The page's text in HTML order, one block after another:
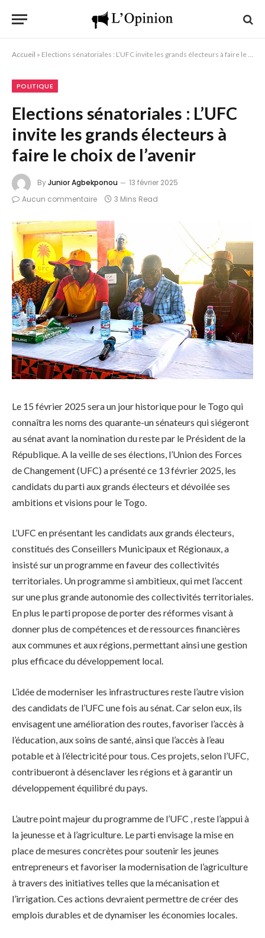
Accueil » Elections sénatoriales : L’UFC invite les grands électeurs à faire le choix de l’avenir
POLITIQUE
Elections sénatoriales : L’UFC
invite les grands électeurs à
faire le choix de l’avenir
ByJunior Agbekponou
13 février 2025
Aucun commentaire
3 Mins Read
Le 15 février 2025 sera un jour historique pour le Togo qui
connaîtra les noms des quarante-un sénateurs qui siégeront
au sénat avant la nomination du reste par le Président de la
République. A la veille de ses élections, l’Union des Forces
de Changement (UFC) a présenté ce 13 février 2025, les
candidats du parti aux grands électeurs et dévoilée ses
ambitions et visions pour le Togo.
L’UFC en présentant les candidats aux grands électeurs,
constitués des Conseillers Municipaux et Régionaux, a
insisté sur un programme en faveur des collectivités
territoriales. Un programme si ambitieux, qui met l’accent
sur une plus grande autonomie des collectivités territoriales.
En plus le parti propose de porter des réformes visant à
donner plus de compétences et de ressources financières
aux communes et aux régions, permettant ainsi une gestion
plus efficace du développement local.
L’idée de moderniser les infrastructures reste l’autre vision
des candidats de l’UFC une fois au sénat. Car selon eux, ils
envisagent une amélioration des routes, favoriser l’accès à
l’éducation, aux soins de santé, ainsi que l’accès à l’eau
potable et à l’électricité pour tous. Ces projets, selon l’UFC,
contribueront à désenclaver les régions et à garantir un
développement équilibré du pays.
L’autre point majeur du programme de l’UFC , reste l’appui à
la jeunesse et à l’agriculture. Le parti envisage la mise en
place de mesures concrètes pour soutenir les jeunes
entrepreneurs et favoriser la modernisation de l’agriculture
à travers des initiatives telles que la mécanisation et
l’irrigation. Ces actions devraient permettre de créer des
emplois durables et de dynamiser les économies locales.